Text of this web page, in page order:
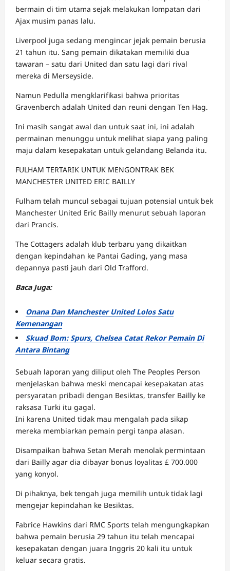
bermain di tim utama sejak melakukan lompatan dari
Ajax musim panas lalu.
Liverpool juga sedang mengincar jejak pemain berusia
21 tahun itu. Sang pemain dikatakan memiliki dua
tawaran – satu dari United dan satu lagi dari rival
mereka di Merseyside.
Namun Pedulla mengklarifikasi bahwa prioritas
Gravenberch adalah United dan reuni dengan Ten Hag.
Ini masih sangat awal dan untuk saat ini, ini adalah
permainan menunggu untuk melihat siapa yang paling
maju dalam kesepakatan untuk gelandang Belanda itu.
FULHAM TERTARIK UNTUK MENGONTRAK BEK
MANCHESTER UNITED ERIC BAILLY
Fulham telah muncul sebagai tujuan potensial untuk bek
Manchester United Eric Bailly menurut sebuah laporan
dari Prancis.
The Cottagers adalah klub terbaru yang dikaitkan
dengan kepindahan ke Pantai Gading, yang masa
depannya pasti jauh dari Old Trafford.
Baca Juga:
Onana Dan Manchester United Lolos Satu
Kemenangan
Skuad Bom: Spurs, Chelsea Catat Rekor Pemain Di
Antara Bintang
Sebuah laporan yang diliput oleh The Peoples Person
menjelaskan bahwa meski mencapai kesepakatan atas
persyaratan pribadi dengan Besiktas, transfer Bailly ke
raksasa Turki itu gagal.
Ini karena United tidak mau mengalah pada sikap
mereka membiarkan pemain pergi tanpa alasan.
Disampaikan bahwa Setan Merah menolak permintaan
dari Bailly agar dia dibayar bonus loyalitas £ 700.000
yang konyol.
Di pihaknya, bek tengah juga memilih untuk tidak lagi
mengejar kepindahan ke Besiktas.
Fabrice Hawkins dari RMC Sports telah mengungkapkan
bahwa pemain berusia 29 tahun itu telah mencapai
kesepakatan dengan juara Inggris 20 kali itu untuk
keluar secara gratis.